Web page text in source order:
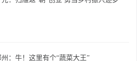
：牛！这里有个“蔬菜大王”